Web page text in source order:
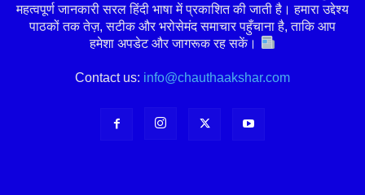
महत्वपूर्ण जानकारी सरल हिंदी भाषा में प्रकाशित की जाती है। हमारा उद्देश्य
पाठकों तक तेज़, सटीक और भरोसेमंद समाचार पहुँचाना है, ताकि आप
हमेशा अपडेट और जागरूक रह सकें।
Contact us: info@chauthaakshar.com